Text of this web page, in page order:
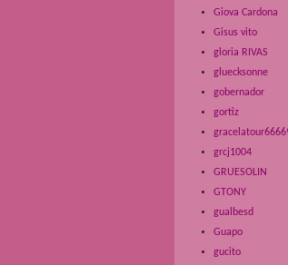
Giova Cardona
Gisus vito
gloria RIVAS
gluecksonne
gobernador
gortiz
grcj1004
GRUESOLIN
GTONY
gualbesd
Guapo
gucito